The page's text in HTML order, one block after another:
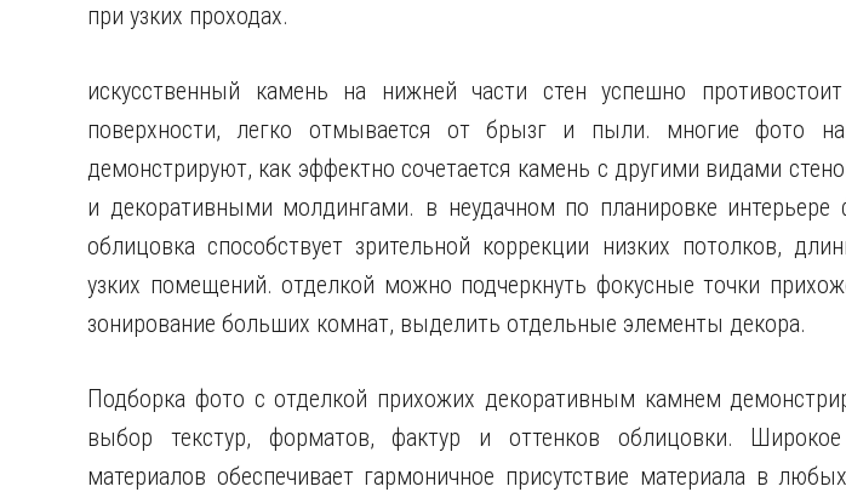
при узких проходах.
искусственный камень на нижней части стен успешно противостоит
поверхности, легко отмывается от брызг и пыли. многие фото
демонстрируют, как эффектно сочетается камень с другими видами
и декоративными молдингами. в неудачном по планировке интерьере
облицовка способствует зрительной коррекции низких потолков,
узких помещений. отделкой можно подчеркнуть фокусные точки
зонирование больших комнат, выделить отдельные элементы декора.
Подборка фото с отделкой прихожих декоративным камнем
выбор текстур, форматов, фактур и оттенков облицовки. Широкое
материалов обеспечивает гармоничное присутствие материала в